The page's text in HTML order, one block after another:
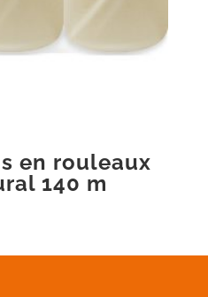
en rouleaux
140 m